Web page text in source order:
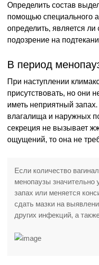
Определить состав
помощью специального
определить, является
подозрение на
В период
При наступлении
присутствовать, но они
иметь неприятный
влагалища и наружных
секреция не вызывает
ощущений, то она не
Если количество
менопаузы значительно
запах или меняется
сдать мазки на
других инфекций, а